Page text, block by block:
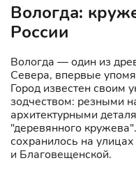
Вологда:
России
Вологда — один из
Севера, впервые
Город известен своим
зодчеством: резными
архитектурными
"деревянного
сохранилось на
и Благовещенской.